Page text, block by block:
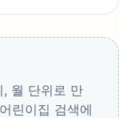
월 단위로 만
린이집 검색에